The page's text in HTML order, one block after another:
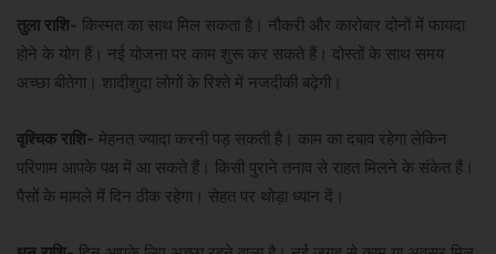
तुला राशि- किस्मत का साथ मिल सकता है। नौकरी और कारोबार दोनों में फायदा
होने के योग हैं। नई योजना पर काम शुरू कर सकते हैं। दोस्तों के साथ समय
अच्छा बीतेगा। शादीशुदा लोगों के रिश्ते में नजदीकी बढ़ेगी।
वृश्चिक राशि- मेहनत ज्यादा करनी पड़ सकती है। काम का दबाव रहेगा लेकिन
परिणाम आपके पक्ष में आ सकते हैं। किसी पुराने तनाव से राहत मिलने के संकेत हैं।
पैसों के मामले में दिन ठीक रहेगा। सेहत पर थोड़ा ध्यान दें।